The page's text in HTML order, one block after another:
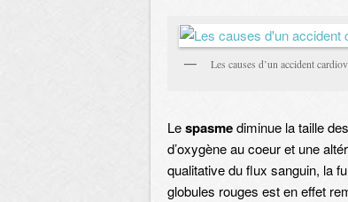
Les causes d’un accident
Lespasmediminue la taille
d’oxygène au coeur et une
qualitative du flux sanguin, la
globules rouges est en effet